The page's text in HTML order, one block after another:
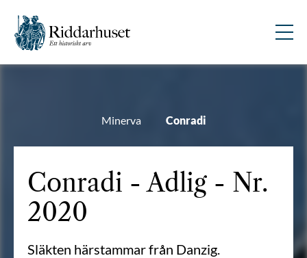
Minerva Conradi
Conradi - Adlig - Nr.
2020
Släkten härstammar från Danzig.